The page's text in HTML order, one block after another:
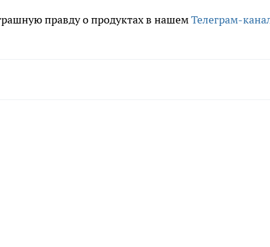
правду о продуктах в нашемТелеграм-